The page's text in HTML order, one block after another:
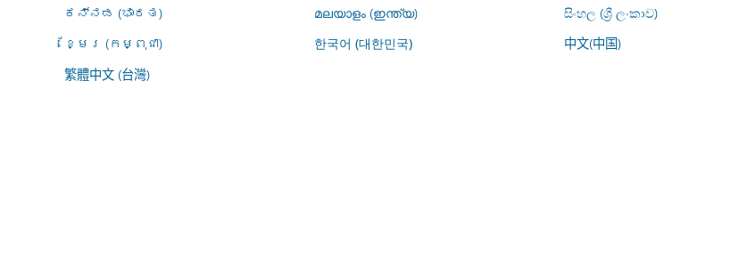
ಕನ್ನಡ (ಭಾರತ)
മലയാളം (ഇന്ത്യ) සිංහල (ශ්‍රී ලංකාව)
ខ្មែរ (កម្ពុជា)
한국어 (대한민국) 中文(中国)
繁體中文 (台灣)